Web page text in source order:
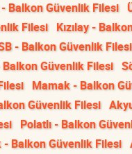
- Balkon Güvenlik Filesi
Filesi Kızılay -
- Balkon Güvenlik Filesi
Güvenlik Filesi
Mamak - Balkon
Güvenlik Filesi
Polatlı - Balkon
- Balkon Güvenlik Filesi